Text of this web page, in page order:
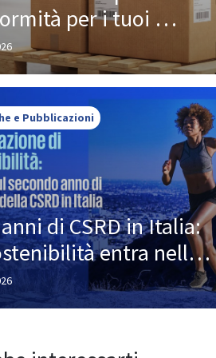
per i tuoi
oggi te la chiede
non Bruxelles
e Pubblicazioni
di CSRD in Italia:
entra nella
ma la strada
la piena maturità è